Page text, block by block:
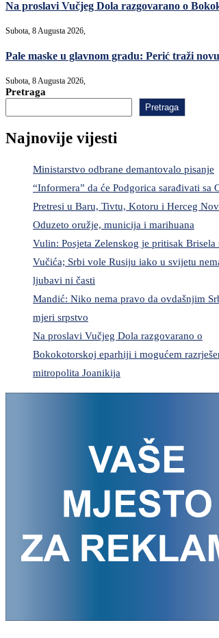
Na proslavi Vučjeg Dola razgovarano o
Subota, 8 Augusta 2026,
Pale maske u glavnom gradu: Perić traži
Subota, 8 Augusta 2026,
Pretraga
Pretraga
Najnovije vijesti
Ministarstvo odbrane demantovalo pisanje
“Informera” da će Podgorica sarađivati sa
Pretresi u Baru, Tivtu, Kotoru i Herceg
Oduzeto oružje, municija i marihuana
Vulin: Posjeta Zelenskog je pritisak Brisela
Vučića; Srbi vole Rusiju iako u svijetu
ljubavi ni časti
Mandić: Niko nema pravo da ovdašnjim
mjeri srpstvo
Na proslavi Vučjeg Dola razgovarano o
Bokokotorskoj eparhiji i mogućem
mitropolita Joanikija